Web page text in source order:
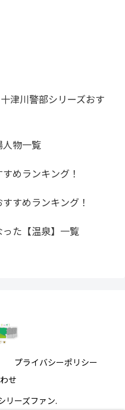
津川警部シリーズおす
人物一覧
めランキング！
すめランキング！
た【温泉】一覧
プライバシーポリシー
せ
リーズファン.